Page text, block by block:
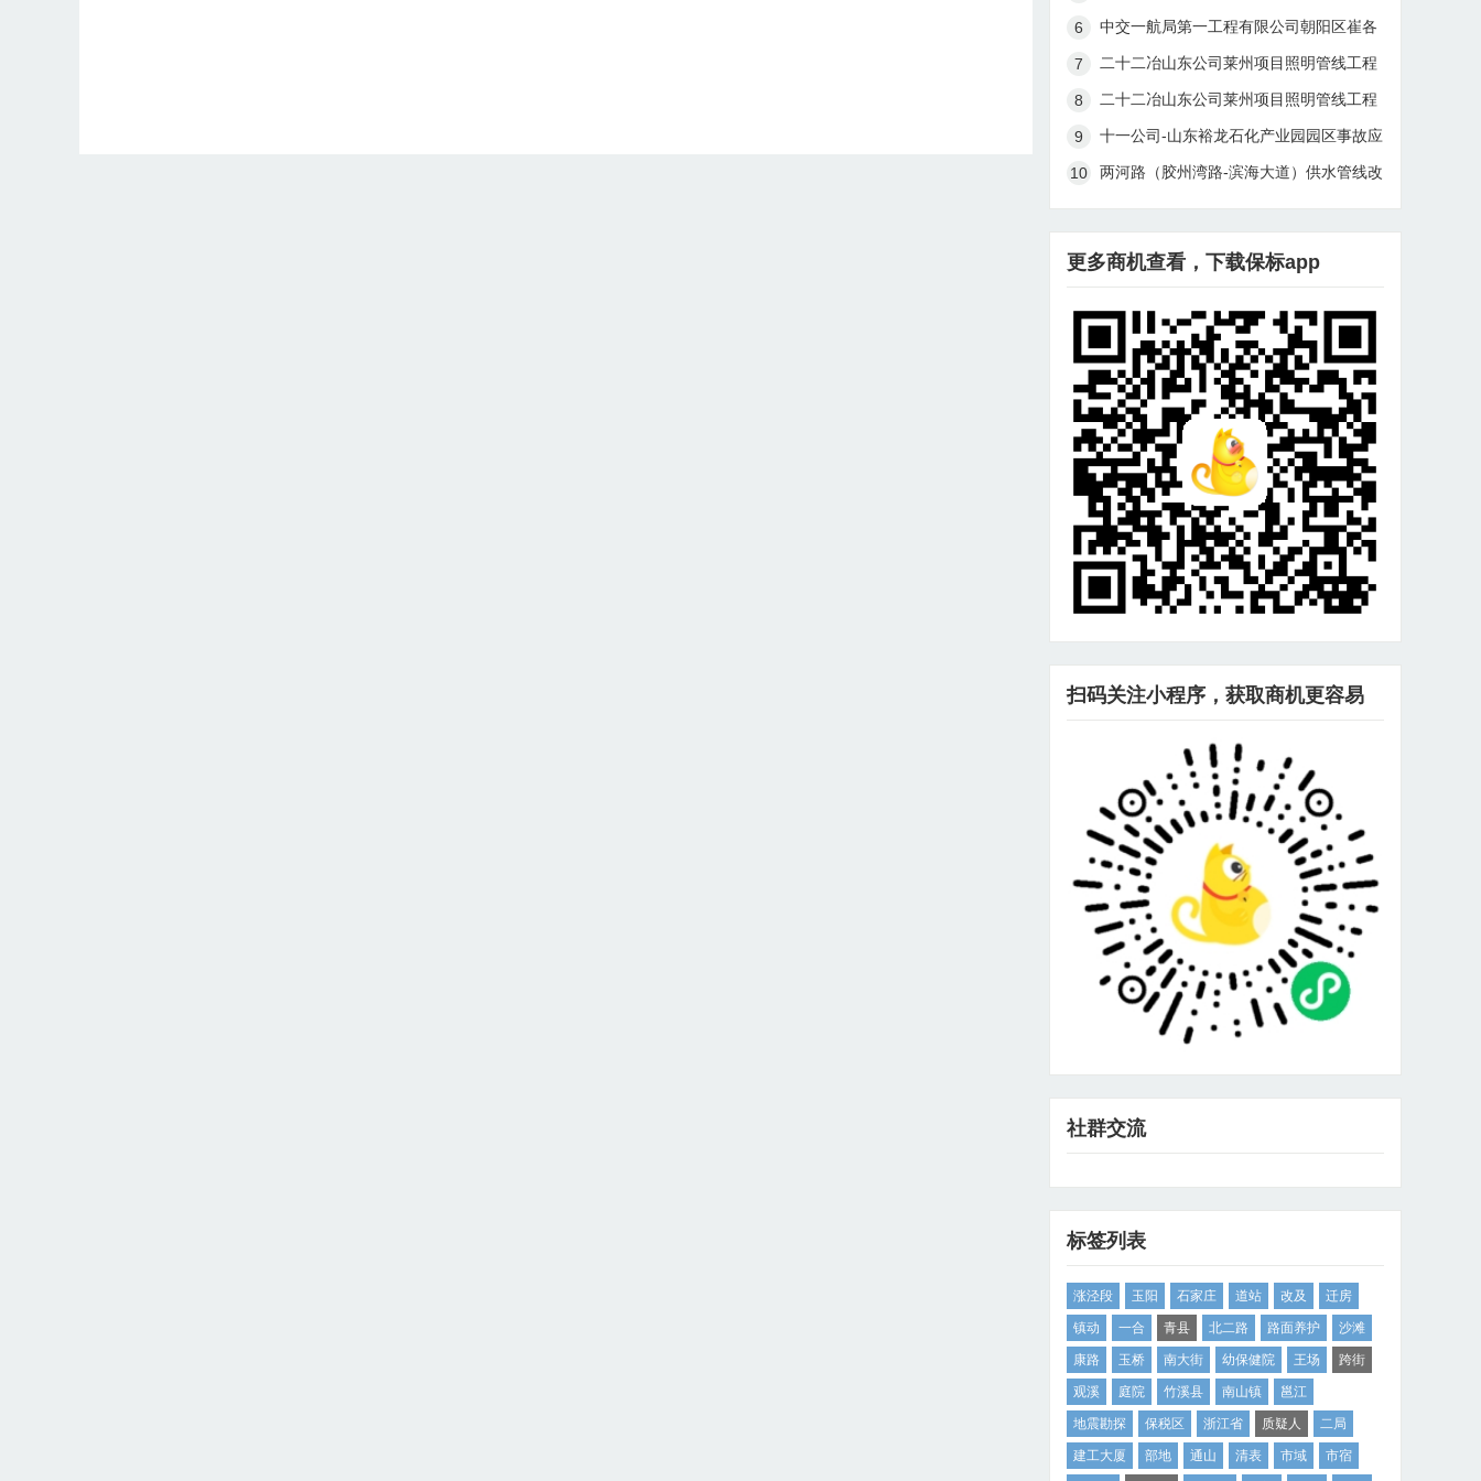
线珠江道站燃气管线迁改及连头工程
中交一航局第一工程有限公司朝阳区崔各
庄乡黑桥村、南皋村棚户区改造土地开发
程施工项目混凝土检查井采购招标公告
二十二冶山东公司莱州项目照明管线工程
（一标段）招标书第045号
二十二冶山东公司莱州项目照明管线工程
（二标段）招标书第046号
十一公司-山东裕龙石化产业园园区事故应
急设施(2#岛事故水池及事故水管线)工程
两河路（胶州湾路-滨海大道）供水管线改
更多商机查看，下载保标app
扫码关注小程序，获取商机更容易
社群交流
标签列表
涨泾段 玉阳 石家庄 道站 改及 迁房
镇动 一合 青县 北二路 路面养护 沙滩
康路 玉桥 南大街 幼保健院 王场 跨街
观溪 庭院 竹溪县 南山镇 邕江
地震勘探 保税区 浙江省 质疑人 二局
建工大厦 部地 通山 清表 市域 市宿